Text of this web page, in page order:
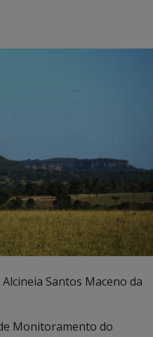
Santos Maceno da
Monitoramento do